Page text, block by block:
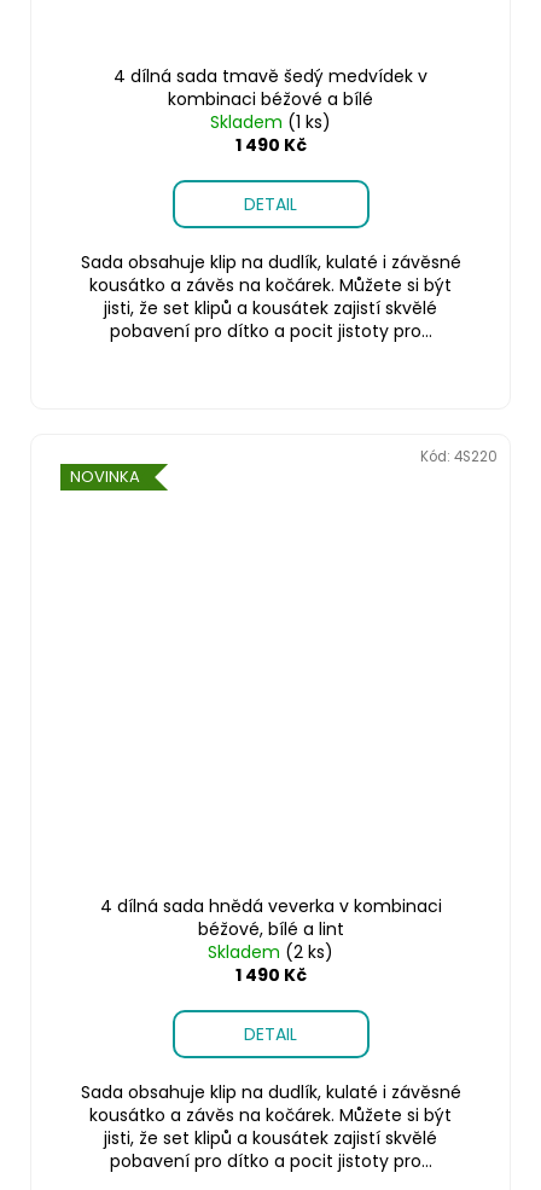
4 dílná sada tmavě šedý medvídek v
kombinaci béžové a bílé
Skladem (1 ks)
1 490 Kč
DETAIL
Sada obsahuje klip na dudlík, kulaté i závěsné
kousátko a závěs na kočárek. Můžete si být
jisti, že set klipů a kousátek zajistí skvělé
pobavení pro dítko a pocit jistoty pro...
NOVINKA
4 dílná sada hnědá veverka v kombinaci
béžové, bílé a lint
Skladem (2 ks)
1 490 Kč
DETAIL
Sada obsahuje klip na dudlík, kulaté i závěsné
kousátko a závěs na kočárek. Můžete si být
jisti, že set klipů a kousátek zajistí skvělé
pobavení pro dítko a pocit jistoty pro...
Kód: 4S220